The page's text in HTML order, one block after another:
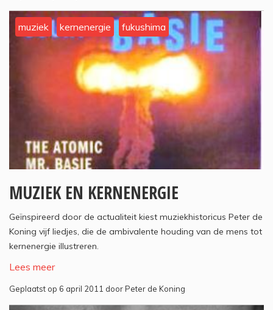
muziek kernenergie fukushima
MUZIEK EN KERNENERGIE
Geïnspireerd door de actualiteit kiest muziekhistoricus Peter de
Koning vijf liedjes, die de ambivalente houding van de mens tot
kernenergie illustreren.
Lees meer
Geplaatst op 6 april 2011 door Peter de Koning